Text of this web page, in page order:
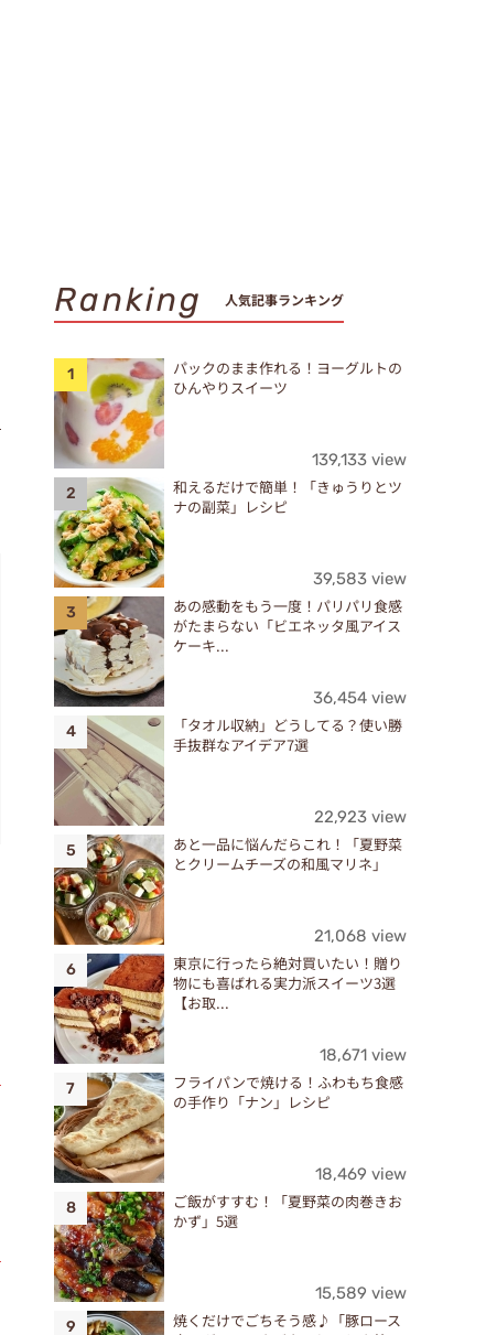
Ranking 人気記事ランキング
パックのまま作れる！ヨーグルトの
ひんやりスイーツ
139,133 view
和えるだけで簡単！「きゅうりとツ
ナの副菜」レシピ
39,583 view
あの感動をもう一度！パリパリ食感
がたまらない「ビエネッタ風アイス
ケーキ...
36,454 view
「タオル収納」どうしてる？使い勝
手抜群なアイデア7選
22,923 view
あと一品に悩んだらこれ！「夏野菜
とクリームチーズの和風マリネ」
21,068 view
東京に行ったら絶対買いたい！贈り
物にも喜ばれる実力派スイーツ3選
【お取...
18,671 view
フライパンで焼ける！ふわもち食感
の手作り「ナン」レシピ
18,469 view
ご飯がすすむ！「夏野菜の肉巻きお
かず」5選
15,589 view
焼くだけでごちそう感♪「豚ロース